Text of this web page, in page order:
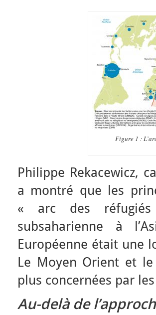
Figure 1 :
Philippe Rekacewicz,
a montré que les
« arc des
subsaharienne à
Européenne était une
Le Moyen Orient et
plus concernées par
Au-delà de